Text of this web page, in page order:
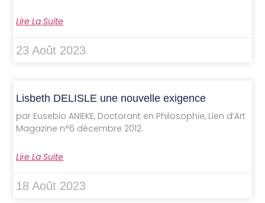
Lire La Suite
23 Août 2023
Lisbeth DELISLE une nouvelle exigence
par Eusebio ANIEKE, Doctorant en Philosophie, Lien d’Art
Magazine n°6 décembre 2012.
Lire La Suite
18 Août 2023